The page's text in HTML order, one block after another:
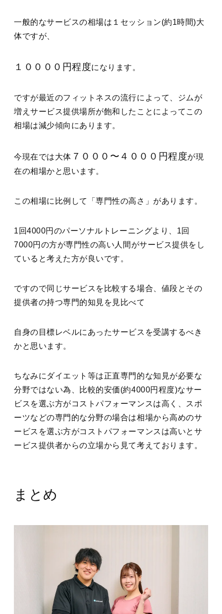
一般的なサービスの相場は１セッション(約1時間)大
体ですが、
１００００円程度になります。
ですが最近のフィットネスの流行によって、ジムが
増えサービス提供場所が飽和したことによってこの
相場は減少傾向にあります。
今現在では大体 ７０００〜４０００円程度が現
在の相場かと思います。
この相場に比例して「専門性の高さ」があります。
1回4000円のパーソナルトレーニングより、1回
7000円の方が専門性の高い人間がサービス提供をし
ていると考えた方が良いです。
ですので同じサービスを比較する場合、値段とその
提供者の持つ専門的知見を見比べて
自身の目標レベルにあったサービスを受講するべき
かと思います。
ちなみにダイエット等は正直専門的な知見が必要な
分野ではない為、比較的安価(約4000円程度)なサー
ビスを選ぶ方がコストパフォーマンスは高く、スポ
ーツなどの専門的な分野の場合は相場から高めのサ
ービスを選ぶ方がコストパフォーマンスは高いとサ
ービス提供者からの立場から見て考えております。
まとめ